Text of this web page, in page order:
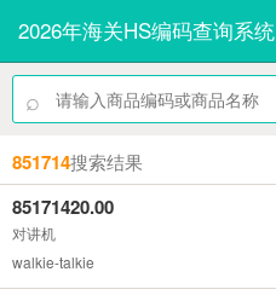
2026年海关HS编码查询系统
⌕
851714搜索结果
85171420.00
对讲机
walkie-talkie